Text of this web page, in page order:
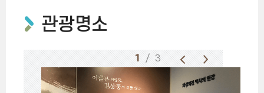
관광명소
1 / 3